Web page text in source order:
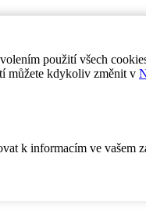
použití všech
můžete kdykoliv změnit v
k informacím ve vašem